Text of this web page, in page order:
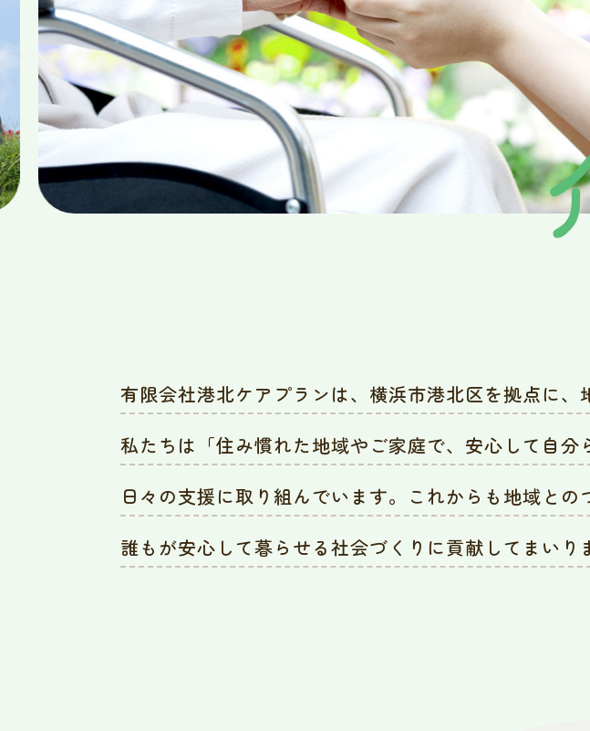
有限会社港北ケアプランは、横浜市港北区を拠点に、
私たちは「住み慣れた地域やご家庭で、安心して自分
日々の支援に取り組んでいます。これからも地域と
誰もが安心して暮らせる社会づくりに貢献してまいり